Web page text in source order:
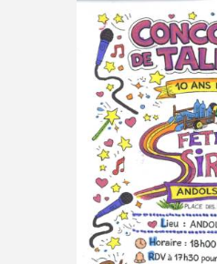
Concours de
10 ans de la
du 4
Tu as entre 7 et 77 ans
et ose montrer ton
magie, humour,
… Tous les talents sont les